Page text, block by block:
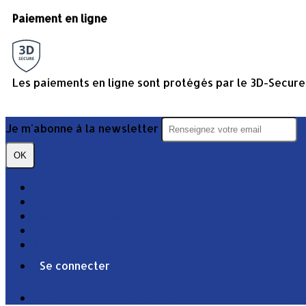
Paiement en ligne
Les paiements en ligne sont protégés par le 3D-
Je m'abonne à la newsletter
OK
Se connecter